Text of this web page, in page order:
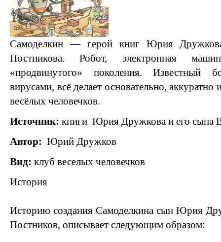
Самоделкин — герой книг Юрия
Постникова. Робот, электронная
«продвинутого» поколения. Известный
вирусами, всё делает основательно,
весёлых человечков.
Источник: книги Юрия Дружкова и его сына
Автор: Юрий Дружков
Вид: клуб веселых человечков
История
Историю создания Самоделкина сын Юрия
Постников, описывает следующим образом: